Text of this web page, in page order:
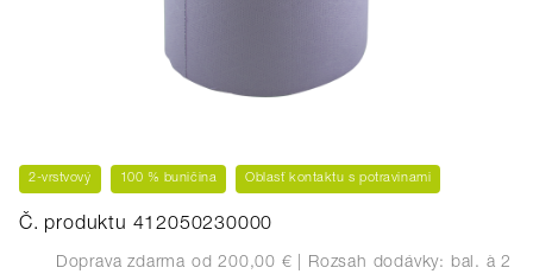
2-vrstvový 100 % buničina Oblasť kontaktu s potravinami
Č. produktu 412050230000
Doprava zdarma od 200,00 € | Rozsah dodávky: bal. à 2